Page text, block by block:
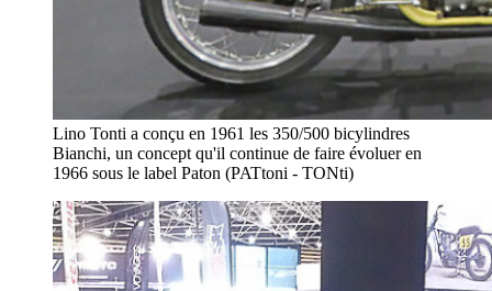
Lino Tonti a conçu en 1961 les 350/500 bicylindres
Bianchi, un concept qu'il continue de faire évoluer en
1966 sous le label Paton (PATtoni - TONti)